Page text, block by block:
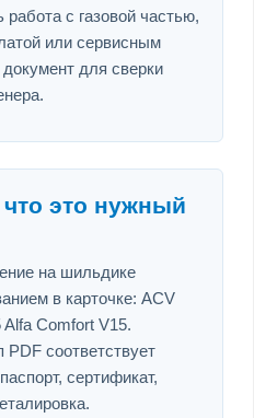
работа с газовой частью,
или сервисным
для сверки
это нужный
на шильдике
в карточке: ACV
Comfort V15.
PDF соответствует
сертификат,